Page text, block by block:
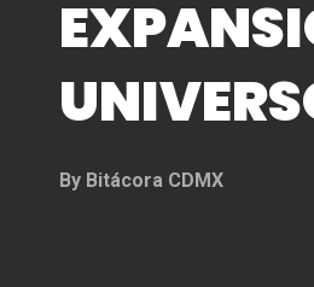
By Bitácora CDMX